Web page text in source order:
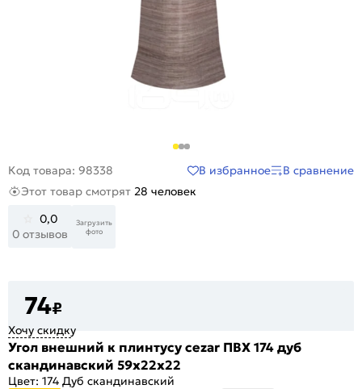
Код товара: 98338 В избранное
В сравнение
Этот товар смотрят 28 человек
0,0
0 отзывов
Загрузить
фото
74₽
Хочу скидку
Угол внешний к плинтусу cezar ПВХ 174 дуб
скандинавский 59x22x22
Цвет: 174 Дуб скандинавский